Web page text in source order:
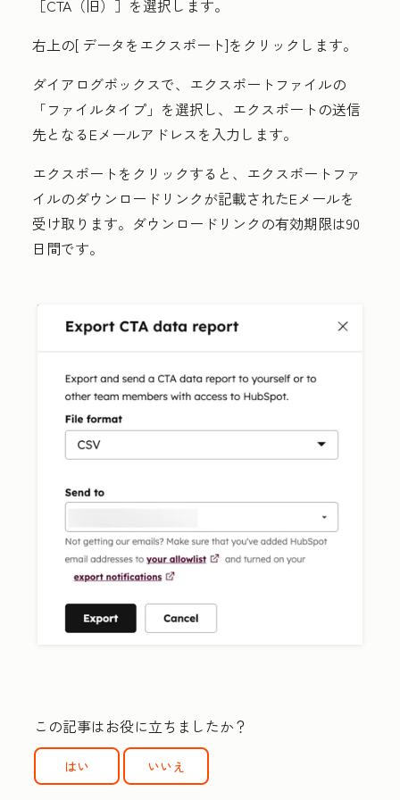
［CTA（旧）］ を選択します。
右上の[ データをエクスポート]をクリックします。
ダイアログボックスで、エクスポートファイルの
「ファイルタイプ 」を選択し、 エクスポートの送信
先となるEメールアドレスを入力します。
エクスポートを クリックすると、エクスポートファ
イルのダウンロードリンクが記載されたEメールを
受け取ります。ダウンロードリンクの有効期限は90
日間です。
この記事はお役に立ちましたか？
はい いいえ